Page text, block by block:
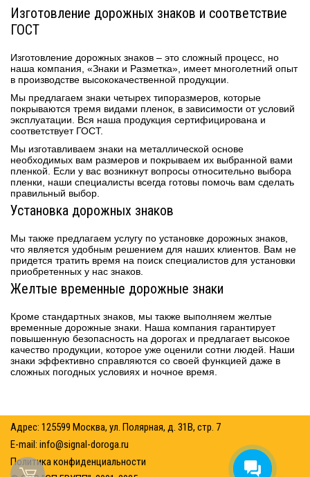
Изготовление дорожных знаков и соответствие
ГОСТ
Изготовление дорожных знаков – это сложный процесс, но
наша компания, «Знаки и Разметка», имеет многолетний опыт
в производстве высококачественной продукции.
Мы предлагаем знаки четырех типоразмеров, которые
покрываются тремя видами пленок, в зависимости от условий
эксплуатации. Вся наша продукция сертифицирована и
соответствует ГОСТ.
Мы изготавливаем знаки на металлической основе
необходимых вам размеров и покрываем их выбранной вами
пленкой. Если у вас возникнут вопросы относительно выбора
пленки, наши специалисты всегда готовы помочь вам сделать
правильный выбор.
Установка дорожных знаков
Мы также предлагаем услугу по установке дорожных знаков,
что является удобным решением для наших клиентов. Вам не
придется тратить время на поиск специалистов для установки
приобретенных у нас знаков.
Желтые временные дорожные знаки
Кроме стандартных знаков, мы также выполняем желтые
временные дорожные знаки. Наша компания гарантирует
повышенную безопасность на дорогах и предлагает высокое
качество продукции, которое уже оценили сотни людей. Наши
знаки эффективно справляются со своей функцией даже в
сложных погодных условиях и ночное время.
Адрес: 125599 Москва, ул. Полярная, д. 31В, стр. 7
E-mail: info@signal-doroga.ru
Политика конфиденциальности